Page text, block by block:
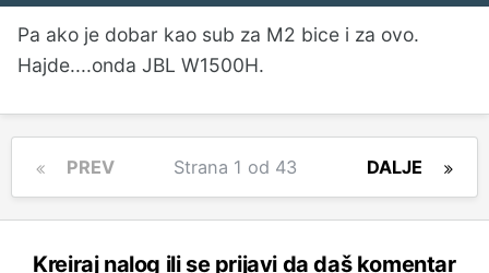
Pa ako je dobar kao sub za M2 bice i za ovo.
Hajde....onda JBL W1500H.
PREV DALJE
Strana 1 od 43
Kreiraj nalog ili se prijavi da daš komentar